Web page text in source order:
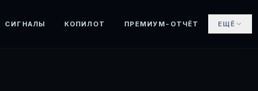
СИГНАЛЫ КОПИЛОТ ПРЕМИУМ-ОТЧЁТ ЕЩЁ